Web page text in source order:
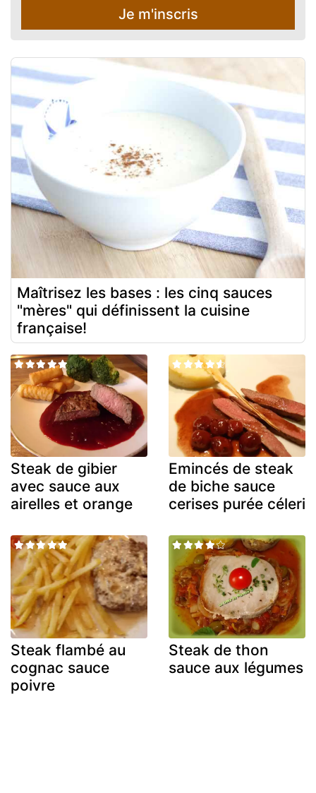
Je m'inscris
Maîtrisez les bases : les cinq sauces
"mères" qui définissent la cuisine
française!
Steak de gibier
avec sauce aux
airelles et orange
Emincés de steak
de biche sauce
cerises purée céleri
Steak flambé au
cognac sauce
poivre
Steak de thon
sauce aux légumes